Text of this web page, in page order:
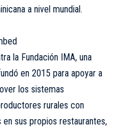
a nivel mundial.
la Fundación IMA, una
en 2015 para apoyar a
los sistemas
rurales con
sus propios restaurantes,